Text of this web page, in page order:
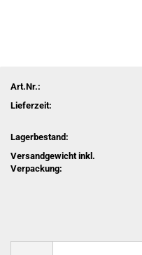
Art.Nr.:
Lieferzeit:
Lagerbestand:
Versandgewicht inkl.
Verpackung: